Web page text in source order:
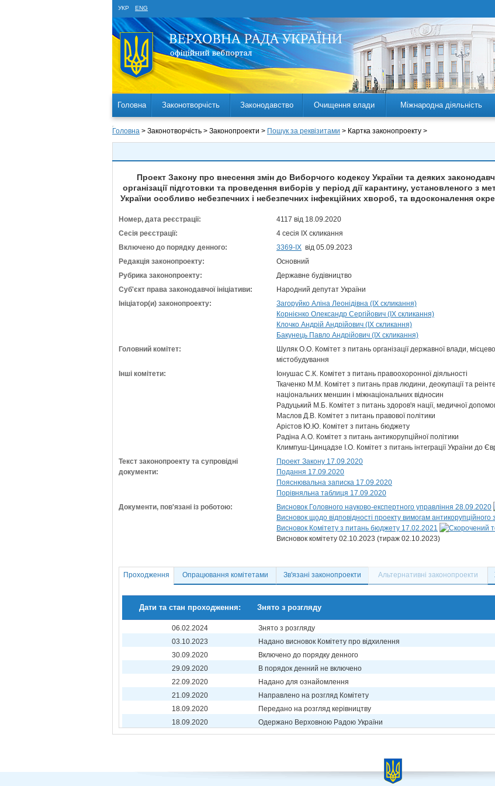
УКР ENG
Головна Законотворчість Законодавство Очищення влади Міжнародна діяльність
Головна > Законотворчість > Законопроекти > Пошук за реквізитами > Картка законопроекту >
Проект Закону про внесення змін до Виборчого кодексу України та деяких
організації підготовки та проведення виборів у період дії карантину, установленого з
України особливо небезпечних і небезпечних інфекційних хвороб, та вдосконалення
Номер, дата реєстрації:
4117 від 18.09.2020
Сесія реєстрації:
4 сесія IX скликання
Включено до порядку денного:
3369-ІХ від 05.09.2023
Редакція законопроекту:
Основний
Рубрика законопроекту:
Державне будівництво
Суб'єкт права законодавчої ініціативи:
Народний депутат України
Ініціатор(и) законопроекту:
Загоруйко Аліна Леонідівна (IX скликання)
Корнієнко Олександр Сергійович (IX скликання)
Клочко Андрій Андрійович (IX скликання)
Бакунець Павло Андрійович (IX скликання)
Головний комітет:
Шуляк О.О. Комітет з питань організації державної влади,
містобудування
Інші комітети:
Іонушас С.К. Комітет з питань правоохоронної діяльності
Ткаченко М.М. Комітет з питань прав людини, деокупації та
національних меншин і міжнаціональних відносин
Радуцький М.Б. Комітет з питань здоров'я нації, медичної
Маслов Д.В. Комітет з питань правової політики
Арістов Ю.Ю. Комітет з питань бюджету
Радіна А.О. Комітет з питань антикорупційної політики
Климпуш-Цинцадзе І.О. Комітет з питань інтеграції України до
Текст законопроекту та супровідні
документи:
Проект Закону 17.09.2020
Подання 17.09.2020
Пояснювальна записка 17.09.2020
Порівняльна таблиця 17.09.2020
Документи, пов'язані із роботою:
Висновок Головного науково-експертного управління 28.09.2020
Висновок щодо відповідності проекту вимогам
Висновок Комітету з питань бюджету 17.02.2021
Висновок комітету 02.10.2023 (тираж 02.10.2023)
Проходження Опрацювання комітетами Зв'язані законопроекти Альтернативні законопроекти
Дати та стан проходження: Знято з розгляду
06.02.2024
Знято з розгляду
03.10.2023
Надано висновок Комітету про відхилення
30.09.2020
Включено до порядку денного
29.09.2020
В порядок денний не включено
22.09.2020
Надано для ознайомлення
21.09.2020
Направлено на розгляд Комітету
18.09.2020
Передано на розгляд керівництву
18.09.2020
Одержано Верховною Радою України